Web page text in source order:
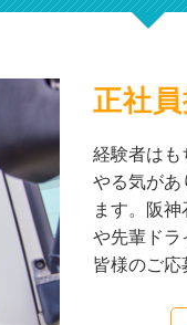
正社
経験者はも
やる気があ
ます。阪
や先輩ドラ
皆様のご応